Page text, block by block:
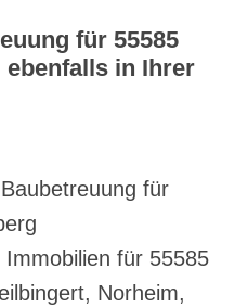
für 55585
in Ihrer
für
für 55585
Norheim,